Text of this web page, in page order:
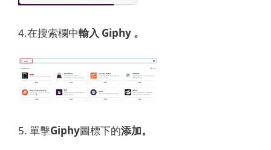
4.在搜索欄中輸入 Giphy 。
5. 單擊Giphy圖標下的添加。